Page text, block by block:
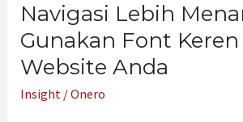
Navigasi Lebih
Gunakan Font
Website Anda
Insight/Onero